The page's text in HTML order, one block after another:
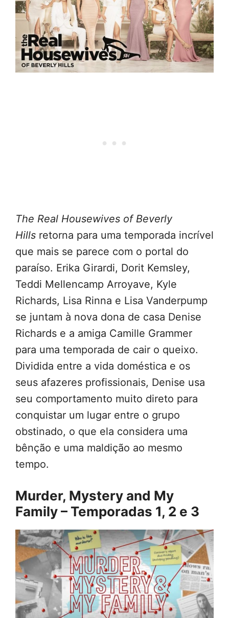
The Real Housewives of Beverly
Hills retorna para uma temporada incrível
que mais se parece com o portal do
paraíso. Erika Girardi, Dorit Kemsley,
Teddi Mellencamp Arroyave, Kyle
Richards, Lisa Rinna e Lisa Vanderpump
se juntam à nova dona de casa Denise
Richards e a amiga Camille Grammer
para uma temporada de cair o queixo.
Dividida entre a vida doméstica e os
seus afazeres profissionais, Denise usa
seu comportamento muito direto para
conquistar um lugar entre o grupo
obstinado, o que ela considera uma
bênção e uma maldição ao mesmo
tempo.
Murder, Mystery and My
Family – Temporadas 1, 2 e 3